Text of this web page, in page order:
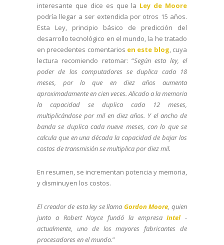
interesante que dice es que la Ley de Moore
podría llegar a ser extendida por otros 15 años.
Esta Ley, principio básico de predicción del
desarrollo tecnológico en el mundo, la he tratado
en precedentes comentarios en este blog, cuya
lectura recomiendo retomar: “Según esta ley, el
poder de los computadores se duplica cada 18
meses, por lo que en diez años aumenta
aproximadamente en cien veces. Alicado a la memoria
la capacidad se duplica cada 12 meses,
multiplicándose por mil en diez años. Y el ancho de
banda se duplica cada nueve meses, con lo que se
calcula que en una década la capacidad de bajar los
costos de transmisión se multiplica por diez mil.
En resumen, se incrementan potencia y memoria,
y disminuyen los costos.
El creador de esta ley se llama Gordon Moore, quien
junto a Robert Noyce fundó la empresaIntel-
actualmente, uno de los mayores fabricantes de
procesadores en el mundo.”